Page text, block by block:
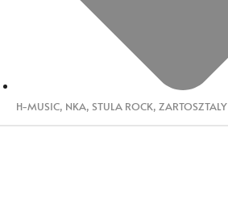
H-MUSIC, NKA, STULA ROCK, ZARTOSZTALY